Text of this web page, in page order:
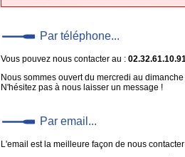
Par téléphone...
Vous pouvez nous contacter au :
Nous sommes ouvert du mercredi au
N'hésitez pas à nous laisser un message !
Par email...
L'email est la meilleure façon de nous